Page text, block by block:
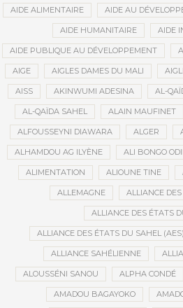
AIDE ALIMENTAIRE AIDE AU
AIDE HUMANITAIRE AIDE
AIDE PUBLIQUE AU DÉVELOPPEMENT
AIGE AIGLES DAMES DU MALI
AISS AKINWUMI ADESINA AL-
AL-QAÏDA SAHEL ALAIN MAUFINET
ALFOUSSEYNI DIAWARA ALGER
ALHAMDOU AG ILYÈNE ALI BONGO
ALIMENTATION ALIOUNE TINE
ALLEMAGNE ALLIANCE
ALLIANCE DES ÉTATS
ALLIANCE DES ÉTATS DU SAHEL (AES)
ALLIANCE SAHÉLIENNE
ALOUSSÉNI SANOU ALPHA CONDÉ
AMADOU BAGAYOKO